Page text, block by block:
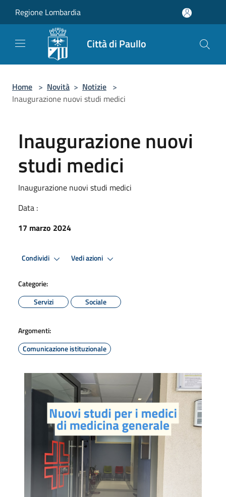
Regione Lombardia
Città di Paullo
Home > Novità > Notizie >
Inaugurazione nuovi studi medici
Inaugurazione nuovi
studi medici
Inaugurazione nuovi studi medici
Data :
17 marzo 2024
Condividi Vedi azioni
Categorie:
Servizi
Sociale
Argomenti:
Comunicazione istituzionale